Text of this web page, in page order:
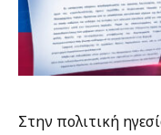
Στην πολιτική